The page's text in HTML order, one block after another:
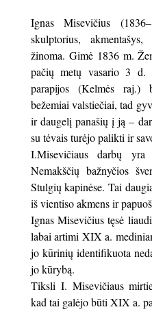
Ignas Misevičius
skulptorius,
žinoma. Gimė 1836 m.
pačių metų vasario 3
parapijos (Kelmės raj.)
bežemiai valstiečiai, tad
ir daugelį panašių į ją –
su tėvais turėjo palikti ir
I.Misevičiaus darbų yra
Nemakščių bažnyčios
Stulgių kapinėse. Tai
iš vientiso akmens ir
Ignas Misevičius tęsė
labai artimi XIX a.
jo kūrinių identifikuota
jo kūrybą.
Tiksli I. Misevičiaus
kad tai galėjo būti XIX a.